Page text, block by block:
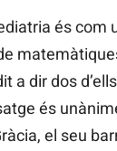
és com
a dir dos
és
el seu